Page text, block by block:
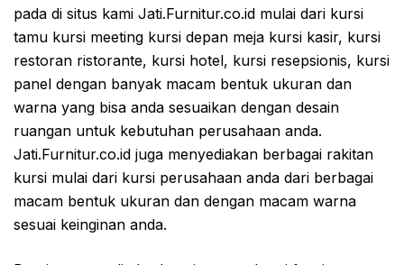
pada di situs kami Jati.Furnitur.co.id mulai dari kursi
tamu kursi meeting kursi depan meja kursi kasir, kursi
restoran ristorante, kursi hotel, kursi resepsionis, kursi
panel dengan banyak macam bentuk ukuran dan
warna yang bisa anda sesuaikan dengan desain
ruangan untuk kebutuhan perusahaan anda.
Jati.Furnitur.co.id juga menyediakan berbagai rakitan
kursi mulai dari kursi perusahaan anda dari berbagai
macam bentuk ukuran dan dengan macam warna
sesuai keinginan anda.